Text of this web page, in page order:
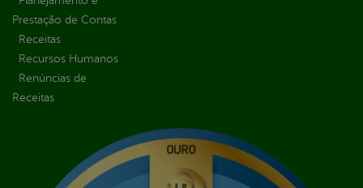
Prestação de Contas
Receitas
Recursos Humanos
Renúncias de
Receitas